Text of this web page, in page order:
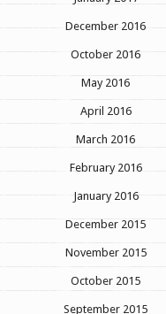
December 2016
October 2016
May 2016
April 2016
March 2016
February 2016
January 2016
December 2015
November 2015
October 2015
September 2015